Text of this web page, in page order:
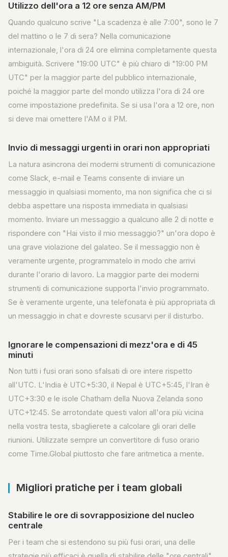
Utilizzo dell'ora a 12 ore senza AM/PM
Quando qualcuno scrive "La scadenza è alle 7:00", sono le 7
del mattino o le 7 di sera? Nella comunicazione
internazionale, l'ora di 24 ore elimina completamente questa
ambiguità. Scrivere "19:00 UTC" è più chiaro di "19:00 PM
UTC" per la maggior parte del pubblico internazionale,
poiché la maggior parte del mondo utilizza l'ora di 24 ore
come impostazione predefinita. Se si usa l'ora a 12 ore, non
si deve mai omettere l'AM o il PM.
Invio di messaggi urgenti in orari non appropriati
La natura asincrona dei moderni strumenti di comunicazione
come Slack, e-mail e Teams consente di inviare un
messaggio in qualsiasi momento, ma non significa che ci si
debba aspettare una risposta immediata in qualsiasi
momento. Inviare un messaggio a qualcuno alle 2 di notte e
rispondere con "Hai visto il mio messaggio?" un'ora dopo è
una grave violazione del galateo. Se il messaggio non è
veramente urgente, programmatelo in modo che arrivi
durante l'orario di lavoro. La maggior parte dei moderni
strumenti di comunicazione supporta l'invio programmato.
Se è veramente urgente, una telefonata è più appropriata di
un messaggio in chat e dovreste scusarvi per il disturbo.
Ignorare le compensazioni di mezz'ora e di 45
minuti
Non tutti i fusi orari sono sfalsati di ore intere rispetto
all'UTC. L'India è UTC+5:30, il Nepal è UTC+5:45, l'Iran è
UTC+3:30 e le isole Chatham della Nuova Zelanda sono
UTC+12:45. Se arrotondate questi valori all'ora più vicina
nella vostra testa, sbaglierete a calcolare gli orari delle
riunioni. Utilizzate sempre un convertitore di fuso orario
come Time.Global piuttosto che fare aritmetica a mente.
Migliori pratiche per i team globali
Stabilire le ore di sovrapposizione del nucleo
centrale
Per i team che si estendono su più fusi orari, una delle